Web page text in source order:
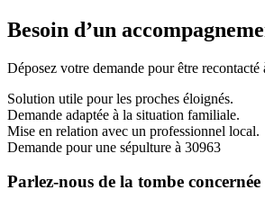
Besoin d’un
Déposez votre demande pour être
Solution utile pour les proches éloignés.
Demande adaptée à la situation familiale.
Mise en relation avec un professionnel local.
Demande pour une sépulture à 30963
Parlez-nous de la tombe concernée